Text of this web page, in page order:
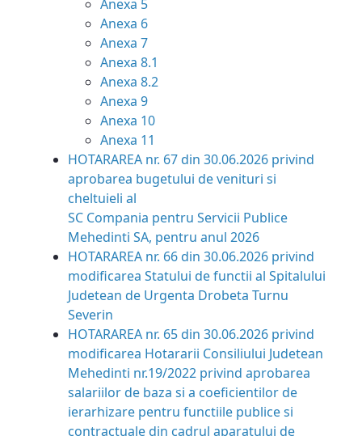
Anexa 5
Anexa 6
Anexa 7
Anexa 8.1
Anexa 8.2
Anexa 9
Anexa 10
Anexa 11
HOTARAREA nr. 67 din 30.06.2026 privind
aprobarea bugetului de venituri si
cheltuieli al
SC Compania pentru Servicii Publice
Mehedinti SA, pentru anul 2026
HOTARAREA nr. 66 din 30.06.2026 privind
modificarea Statului de functii al Spitalului
Judetean de Urgenta Drobeta Turnu
Severin
HOTARAREA nr. 65 din 30.06.2026 privind
modificarea Hotararii Consiliului Judetean
Mehedinti nr.19/2022 privind aprobarea
salariilor de baza si a coeficientilor de
ierarhizare pentru functiile publice si
contractuale din cadrul aparatului de